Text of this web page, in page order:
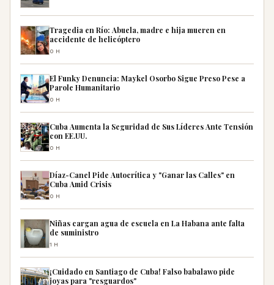
Tragedia en Río: Abuela, madre e hija mueren en
accidente de helicóptero
0H
El Funky Denuncia: Maykel Osorbo Sigue Preso Pese a
Parole Humanitario
0H
Cuba Aumenta la Seguridad de Sus Líderes Ante Tensión
con EE.UU.
0H
Díaz-Canel Pide Autocrítica y "Ganar las Calles" en
Cuba Amid Crisis
0H
Niñas cargan agua de escuela en La Habana ante falta
de suministro
1H
¡Cuidado en Santiago de Cuba! Falso babalawo pide
joyas para "resguardos"